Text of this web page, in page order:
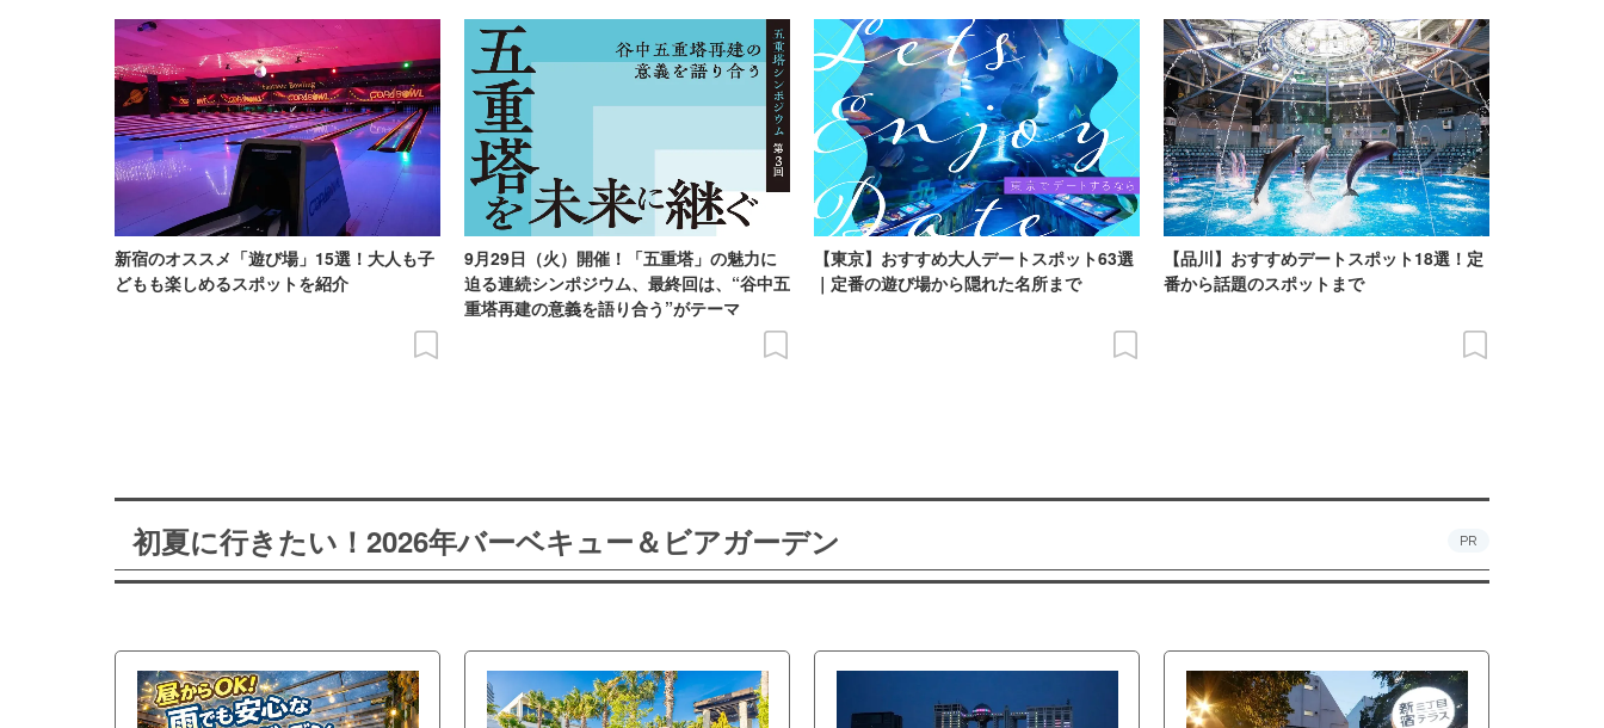
新宿のオススメ「遊び場」15選！大人も子
どもも楽しめるスポットを紹介
9月29日（火）開催！「五重塔」の魅力に
迫る連続シンポジウム、最終回は、“谷中五
重塔再建の意義を語り合う”がテーマ
【東京】おすすめ大人デートスポット63選
｜定番の遊び場から隠れた名所まで
【品川】おすすめデートスポット18選！定
番から話題のスポットまで
初夏に行きたい！2026年バーベキュー＆ビアガーデン PR